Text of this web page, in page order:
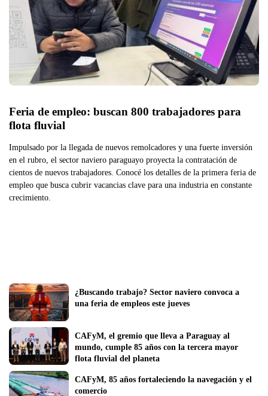
Feria de empleo: buscan 800 trabajadores para
flota fluvial
Impulsado por la llegada de nuevos remolcadores y una fuerte inversión
en el rubro, el sector naviero paraguayo proyecta la contratación de
cientos de nuevos trabajadores. Conocé los detalles de la primera feria de
empleo que busca cubrir vacancias clave para una industria en constante
crecimiento.
¿Buscando trabajo? Sector naviero convoca a
una feria de empleos este jueves
CAFyM, el gremio que lleva a Paraguay al
mundo, cumple 85 años con la tercera mayor
flota fluvial del planeta
CAFyM, 85 años fortaleciendo la navegación y el
comercio